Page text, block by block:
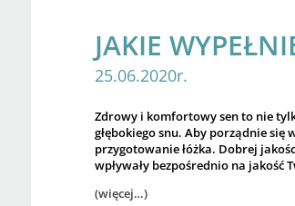
JAKIE
25.06.2020r.
Zdrowy i komfortowy sen to nie
głębokiego snu. Aby porządnie
przygotowanie łóżka. Dobrej
wpływały bezpośrednio na jakość
(więcej…)